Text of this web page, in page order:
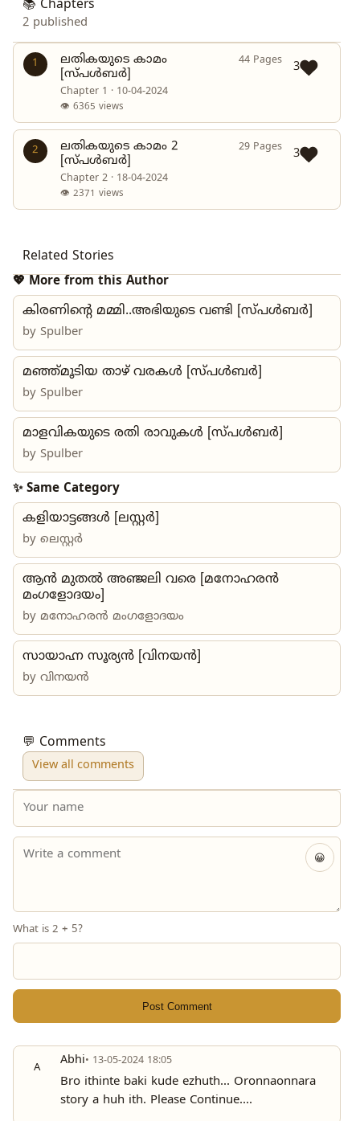
📚 Chapters
2 published
1
ലതികയുടെ കാമം
[സ്പൾബർ]
44 Pages
Chapter 1 · 10-04-2024
👁 6365 views
3
2
ലതികയുടെ കാമം 2
[സ്പൾബർ]
29 Pages
Chapter 2 · 18-04-2024
👁 2371 views
3
Related Stories
💖 More from this Author
കിരണിന്റെ മമ്മി..അഭിയുടെ വണ്ടി [സ്പൾബർ]
by Spulber
മഞ്ഞ്മൂടിയ താഴ് വരകൾ [സ്പൾബർ]
by Spulber
മാളവികയുടെ രതി രാവുകൾ [സ്പൾബർ]
by Spulber
✨ Same Category
കളിയാട്ടങ്ങൾ [ലസ്റ്റർ]
by ലെസ്റ്റർ
ആൻ മുതൽ അഞ്ജലി വരെ [മനോഹരൻ
മംഗളോദയം]
by മനോഹരൻ മംഗളോദയം
സായാഹ്ന സൂര്യൻ [വിനയൻ]
by വിനയൻ
💬 Comments
View all comments
😀
What is 2 + 5?
Post Comment
A Abhi• 13-05-2024 18:05
Bro ithinte baki kude ezhuth... Oronnaonnara
story a huh ith. Please Continue....